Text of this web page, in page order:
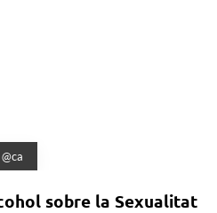
sobre la Sexualitat